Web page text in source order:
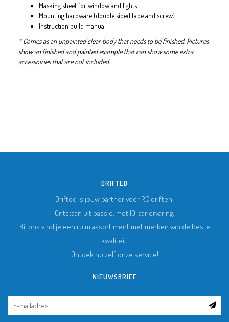
Masking sheet for window and lights
Mounting hardware (double sided tape and screw)
Instruction build manual
* Comes as an unpainted clear body that needs to be finished. Pictures
show an finished and painted example that can show some extra
accessoiries that are not included.
DRIFTED
Drifted is jouw partner voor RC driften.
Ontstaan uit passie, met 10 jaar ervaring.
Bij ons vind je een ruim assortiment met merken van de beste
kwaliteit.
Ontdek nu zelf onze service!
NIEUWSBRIEF